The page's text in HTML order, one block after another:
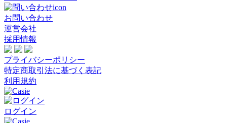
お問い合わせ
運営会社
採用情報
プライバシーポリシー
特定商取引法に基づく表記
利用規約
ログイン